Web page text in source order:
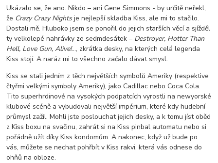
Ukázalo se, že ano. Nikdo – ani Gene Simmons - by určitě neřekl,
že Crazy Crazy Nights je nejlepší skladba Kiss, ale mi to stačilo.
Dostali mě. Hluboko jsem se ponořil do jejich starších věcí a sjížděl
ty velkolepé nahrávky ze sedmdesátek – Destroyer, Hotter Than
Hell, Love Gun, Alive!…, zkrátka desky, na kterých celá legenda
Kiss stojí. A naráz mi to všechno začalo dávat smysl.
Kiss se stali jedním z těch největších symbolů Ameriky (respektive
čtyřmi velkými symboly Ameriky), jako Cadillac nebo Coca Cola.
Tito superhrdinové na vysokých podpatcích vyrostli na newyorské
klubové scéně a vybudovali největší impérium, které kdy hudební
průmysl zažil. Mohli jste poslouchat jejich desky, a k tomu jíst oběd
z Kiss boxu na svačinu, zahrát si na Kiss pinbal automatu nebo si
pořádně užít díky Kiss kondomům. A nakonec, když už bude po
vás, můžete se nechat pohřbít v Kiss rakvi, která vás odnese do
ohňů na obloze.